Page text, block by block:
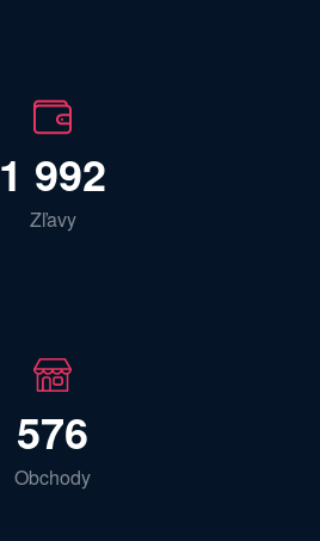
1 992
Zľavy
576
Obchody